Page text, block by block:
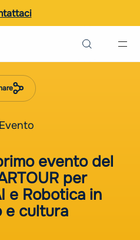
Evento
evento del
per
e Robotica in
e cultura